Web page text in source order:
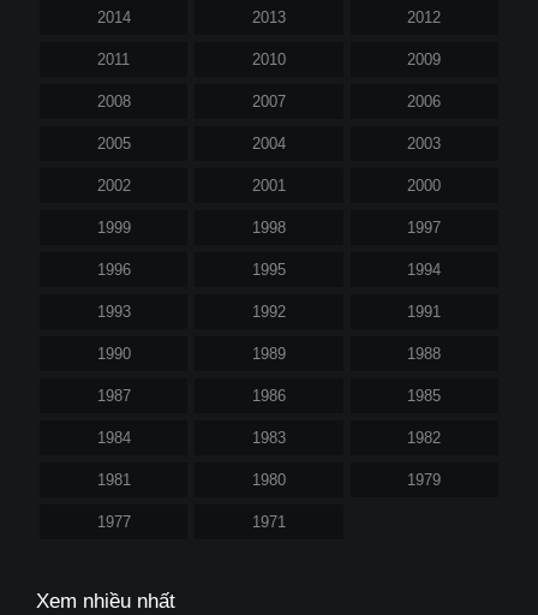
2014 2013 2012
2011 2010 2009
2008 2007 2006
2005 2004 2003
2002 2001 2000
1999 1998 1997
1996 1995 1994
1993 1992 1991
1990 1989 1988
1987 1986 1985
1984 1983 1982
1981 1980 1979
1977 1971
Xem nhiều nhất